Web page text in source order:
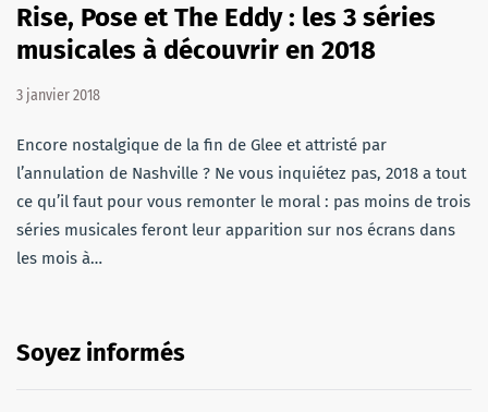
Rise, Pose et The Eddy : les 3 séries
musicales à découvrir en 2018
3 janvier 2018
Encore nostalgique de la fin de Glee et attristé par
l’annulation de Nashville ? Ne vous inquiétez pas, 2018 a tout
ce qu’il faut pour vous remonter le moral : pas moins de trois
séries musicales feront leur apparition sur nos écrans dans
les mois à…
Soyez informés